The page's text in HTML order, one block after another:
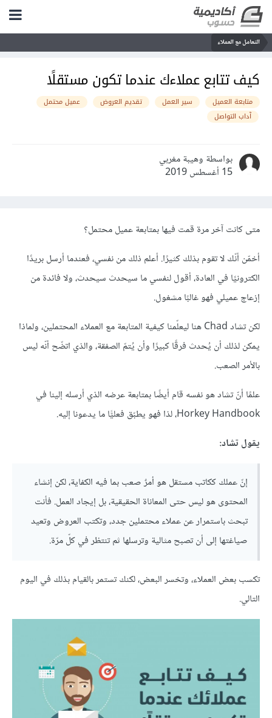
التعامل مع العملاء
كيف تتابع عملاءك عندما تكون مستقلًا
متابعة العميل سير العمل تقديم العروض
عميل محتمل
آداب التواصل
بواسطة وهيبة مغربي
15 أغسطس 2019
متى كانت آخر مرة قمت فيها بمتابعة عميل محتمل؟
أخمّن أنّك لا تقوم بذلك كثيرًا. أعلم ذلك من نفسي، فعندما أرسل بريدًا
الكترونيًا في العادة، أقول لنفسي ما سيحدث سيحدث، ولا فائدة من
إزعاج عميلي فهو غالبًا مشغول.
لكن تشاد Chad هنا ليعلّمنا كيفية المتابعة مع العملاء المحتملين، ولماذا
يمكن لذلك أن يُحدث فرقًا كبيرًا وأن يُتمّ الصفقة، والذي اتضّح أنّه ليس
بالأمر الصعب.
علمًا أنّ تشاد هو نفسه قام أيضًا بمتابعة عرضه الذي أرسله إلينا في
Horkey Handbook، لذا فهو يطبّق فعليًّا ما يدعونا إليه.
يقول تشاد:
إنّ عملك ككاتب مستقل هو أمرٌ صعب بما فيه الكفاية، لكن إنشاء
المحتوى هو ليس حتى المعاناة الحقيقية، بل إيجاد العمل. فأنت
تبحث باستمرار عن عملاء محتملين جدد، وتكتب العروض وتعيد
صياغتها إلى أن تصبح مثالية وترسلها ثم تنتظر في كلّ مرّة.
تكسب بعض العملاء، وتخسر البعض، لكنك تستمر بالقيام بذلك في اليوم
التالي.